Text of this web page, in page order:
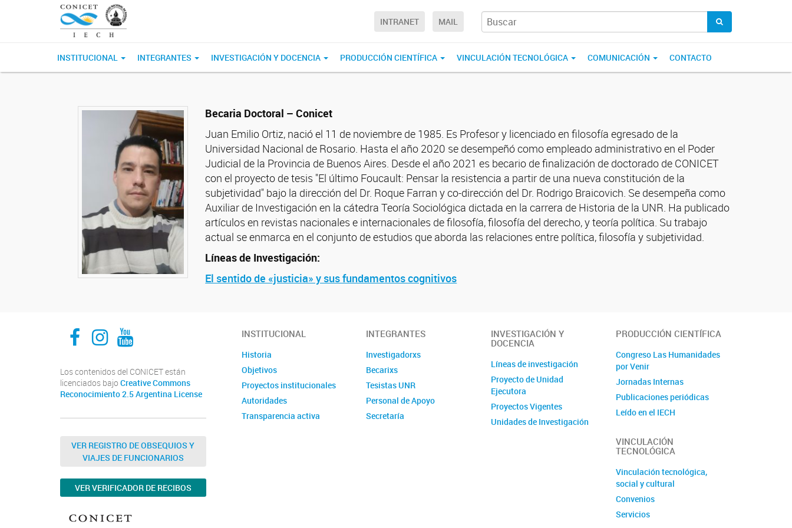
INTRANET MAIL
INSTITUCIONAL INTEGRANTES INVESTIGACIÓN Y DOCENCIA PRODUCCIÓN CIENTÍFICA VINCULACIÓN TECNOLÓGICA COMUNICACIÓN CONTACTO
Becaria Doctoral – Conicet
Juan Emilio Ortiz, nació el 11 de noviembre de 1985. Es Profesor y licenciado en filosofía egresado de la
Universidad Nacional de Rosario. Hasta el año 2020 se desempeñó como empleado administrativo en el Poder
Judicial de la Provincia de Buenos Aires. Desde el año 2021 es becario de finalización de doctorado de CONICET
con el proyecto de tesis "El último Foucault: Pensar la resistencia a partir de una nueva constitución de la
subjetividad" bajo la dirección del Dr. Roque Farran y co-dirección del Dr. Rodrigo Braicovich. Se desempeña como
Auxiliar de Investigación en la cátedra Teoría Sociológica dictada en la carrera de Historia de la UNR. Ha publicado
artículos en revistas nacionales e internacionales de filosofía, filosofía del derecho, y teoría política. Su trabajo
actual se enmarca en el conjunto de estudios que aborda las relaciones entre política, filosofía y subjetividad.
Líneas de Investigación:
El sentido de «justicia» y sus fundamentos cognitivos
Facebook
Instagram
Youtube
Los contenidos del CONICET están
licenciados bajo Creative Commons
Reconocimiento 2.5 Argentina License
VER REGISTRO DE OBSEQUIOS Y
VIAJES DE FUNCIONARIOS
VER VERIFICADOR DE RECIBOS
INSTITUCIONAL
Historia
Objetivos
Proyectos institucionales
Autoridades
Transparencia activa
INTEGRANTES
Investigadorxs
Becarixs
Tesistas UNR
Personal de Apoyo
Secretaría
INVESTIGACIÓN Y
DOCENCIA
Líneas de investigación
Proyecto de Unidad
Ejecutora
Proyectos Vigentes
Unidades de Investigación
PRODUCCIÓN CIENTÍFICA
Congreso Las Humanidades
por Venir
Jornadas Internas
Publicaciones periódicas
Leído en el IECH
VINCULACIÓN
TECNOLÓGICA
Vinculación tecnológica,
social y cultural
Convenios
Servicios